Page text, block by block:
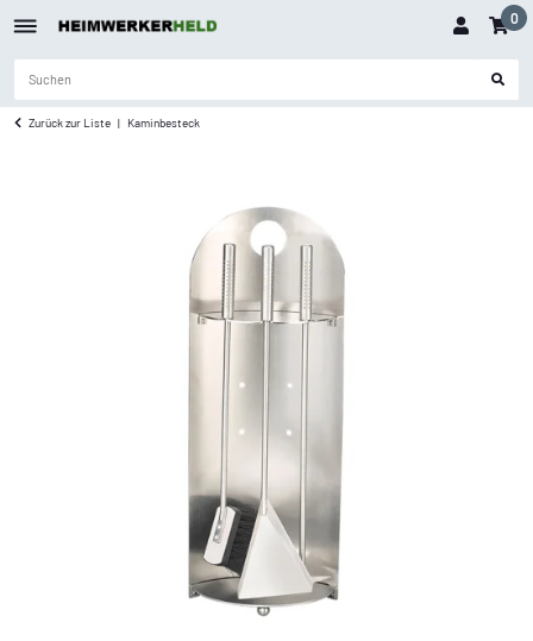
0
Zurück zur Liste Kaminbesteck